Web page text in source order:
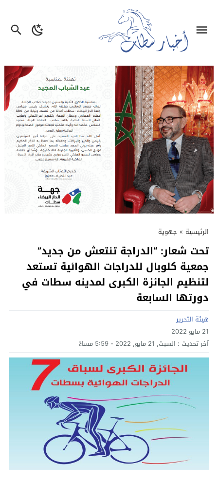
الرئيسية » جهوية
تحت شعار: “الدراجة تنتعش من جديد”
جمعية كلوبال للدراجات الهوائية تستعد
لتنظيم الجائزة الكبرى لمدينه سطات في
دورتها السابعة
هيئة التحرير
21 مايو 2022
آخر تحديث : السبت, 21 مايو, 2022 - 5:59 مساءً